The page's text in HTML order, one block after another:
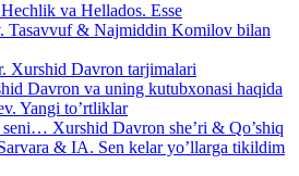
va Hellados. Esse
Tasavvuf & Najmiddin Komilov bilan
Xurshid Davron tarjimalari
Davron va uning kutubxonasi haqida
Yangi to’rtliklar
Xurshid Davron she’ri & Qo’shiq
& IA. Sen kelar yo’llarga tikildim